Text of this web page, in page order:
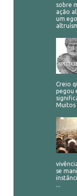
sobre
ação
um
Creio
pegou
Muitos
se